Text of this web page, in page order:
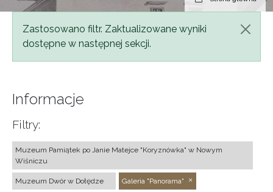
Komunikat
Zastosowano filtr. Zaktualizowane wyniki
dostępne w następnej sekcji.
Informacje
Filtry:
Muzeum Pamiątek po Janie Matejce "Koryznówka" w Nowym
Wiśniczu
Muzeum Dwór w Dołędze Galeria "Panorama"